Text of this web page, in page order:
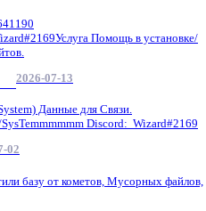
Помощь в установке/
2026-07-13
Данные для Связи.
Discord: Wizard#2169
02
базу от кометов, Мусорных файлов,